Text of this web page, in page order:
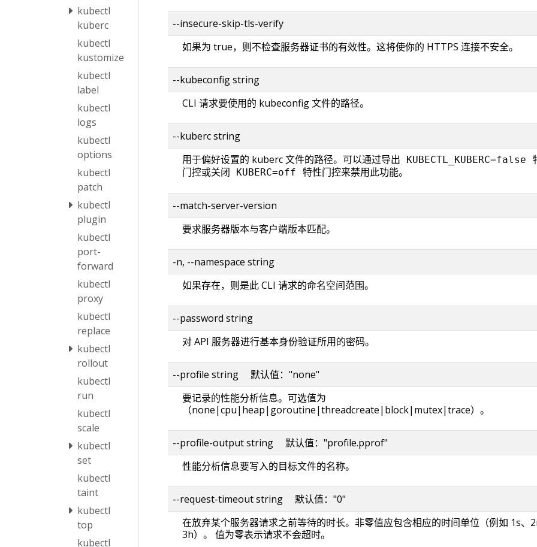
kubectl
kuberc
kubectl
kustomize
kubectl
label
kubectl
logs
kubectl
options
kubectl
patch
kubectl
plugin
kubectl
port-
forward
kubectl
proxy
kubectl
replace
kubectl
rollout
kubectl
run
kubectl
scale
kubectl
set
kubectl
taint
kubectl
top
kubectl
--insecure-skip-tls-verify
如果为 true，则不检查服务器证书的有效性。这将使你的 HTTPS 连接不安全。
--kubeconfig string
CLI 请求要使用的 kubeconfig 文件的路径。
--kuberc string
用于偏好设置的 kuberc 文件的路径。可以通过导出
KUBECTL_KUBERC=false
门控或关闭
KUBERC=off 特性门控来禁用此功能。
--match-server-version
要求服务器版本与客户端版本匹配。
-n, --namespace string
如果存在，则是此 CLI 请求的命名空间范围。
--password string
对 API 服务器进行基本身份验证所用的密码。
--profile string 默认值："none"
要记录的性能分析信息。可选值为
（none|cpu|heap|goroutine|threadcreate|block|mutex|trace）。
--profile-output string 默认值："profile.pprof"
性能分析信息要写入的目标文件的名称。
--request-timeout string 默认值："0"
在放弃某个服务器请求之前等待的时长。非零值应包含相应的时间单位（例如 1s、
3h）。 值为零表示请求不会超时。